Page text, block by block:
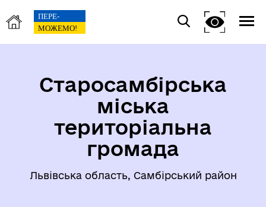
Старосамбірська
міська
територіальна
громада
Львівська область, Самбірський район